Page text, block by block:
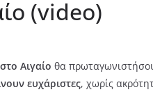
(video)
Αιγαίο θα
ευχάριστες, χωρίς